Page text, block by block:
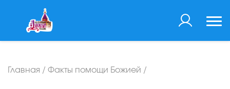
Главная / Факты помощи Божией /